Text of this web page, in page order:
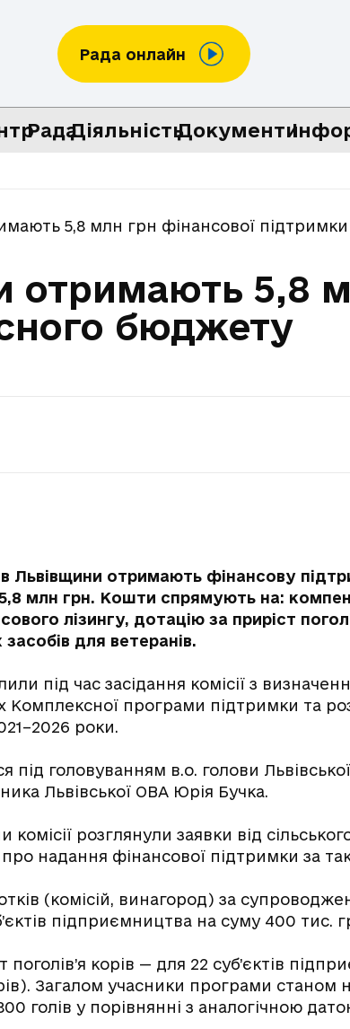
Рада онлайн
РадаДіяльністьДокументи
5,8 млн грн фінансової
отримають 5,8
бюджету
Львівщини отримають фінансову
млн грн. Кошти спрямують на:
лізингу, дотацію за приріст
для ветеранів.
під час засідання комісії з
програми підтримки та
роки.
під головуванням в.о. голови
Львівської ОВА Юрія Бучка.
комісії розглянули заявки від
надання фінансової підтримки за
(комісій, винагород) за
підприємництва на суму 400 тис.
поголів’я корів — для 22 суб’єктів
Загалом учасники програми станом
голів у порівнянні з аналогічною